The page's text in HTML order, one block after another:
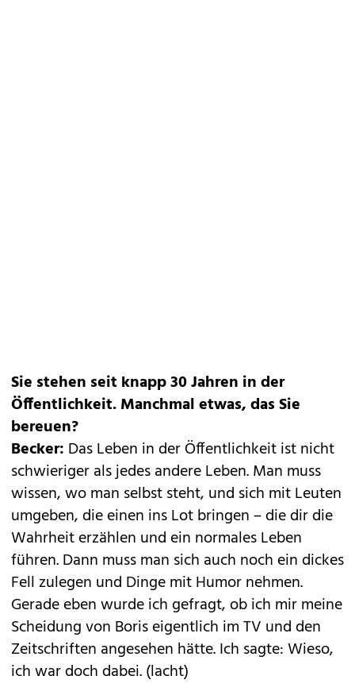
Sie stehen seit knapp 30 Jahren in der
Öffentlichkeit. Manchmal etwas, das Sie
bereuen?
Becker: Das Leben in der Öffentlichkeit ist nicht
schwieriger als jedes andere Leben. Man muss
wissen, wo man selbst steht, und sich mit Leuten
umgeben, die einen ins Lot bringen – die dir die
Wahrheit erzählen und ein normales Leben
führen. Dann muss man sich auch noch ein dickes
Fell zulegen und Dinge mit Humor nehmen.
Gerade eben wurde ich gefragt, ob ich mir meine
Scheidung von Boris eigentlich im TV und den
Zeitschriften angesehen hätte. Ich sagte: Wieso,
ich war doch dabei. (lacht)